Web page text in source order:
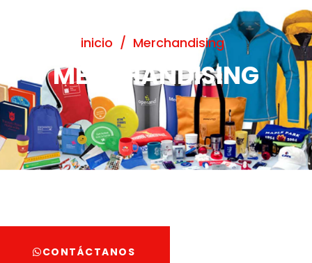
inicio / Merchandising
MERCHANDISING
CONTÁCTANOS